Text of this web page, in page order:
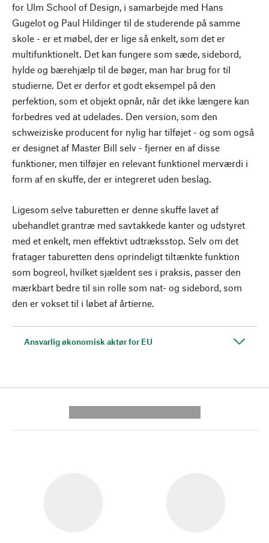
for Ulm School of Design, i samarbejde med Hans
Gugelot og Paul Hildinger til de studerende på samme
skole - er et møbel, der er lige så enkelt, som det er
multifunktionelt. Det kan fungere som sæde, sidebord,
hylde og bærehjælp til de bøger, man har brug for til
studierne. Det er derfor et godt eksempel på den
perfektion, som et objekt opnår, når det ikke længere kan
forbedres ved at udelades. Den version, som den
schweiziske producent for nylig har tilføjet - og som også
er designet af Master Bill selv - fjerner en af disse
funktioner, men tilføjer en relevant funktionel merværdi i
form af en skuffe, der er integreret uden beslag.
Ligesom selve taburetten er denne skuffe lavet af
ubehandlet grantræ med savtakkede kanter og udstyret
med et enkelt, men effektivt udtræksstop. Selv om det
fratager taburetten dens oprindeligt tiltænkte funktion
som bogreol, hvilket sjældent ses i praksis, passer den
mærkbart bedre til sin rolle som nat- og sidebord, som
den er vokset til i løbet af årtierne.
Ansvarlig økonomisk aktør for EU